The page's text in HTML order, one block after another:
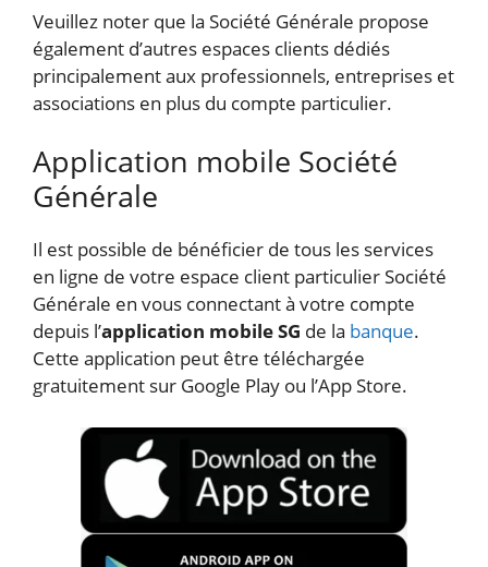
Veuillez noter que la Société Générale propose
également d’autres espaces clients dédiés
principalement aux professionnels, entreprises et
associations en plus du compte particulier.
Application mobile Société
Générale
Il est possible de bénéficier de tous les services
en ligne de votre espace client particulier Société
Générale en vous connectant à votre compte
depuis l’application mobile SG de la banque.
Cette application peut être téléchargée
gratuitement sur Google Play ou l’App Store.